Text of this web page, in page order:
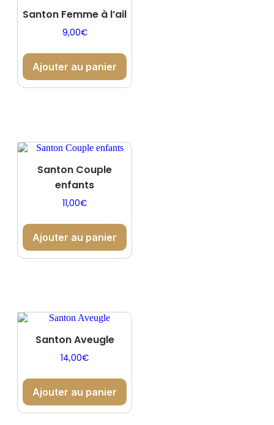
Santon Femme à l’ail
9,00€
Ajouter au panier
Santon Couple
enfants
11,00€
Ajouter au panier
Santon Aveugle
14,00€
Ajouter au panier